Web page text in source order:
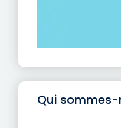
Qui sommes-